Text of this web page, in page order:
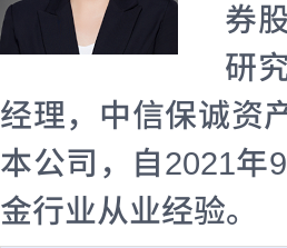
券
研
经理，中信保诚资
本公司，自2021年
金行业从业经验。